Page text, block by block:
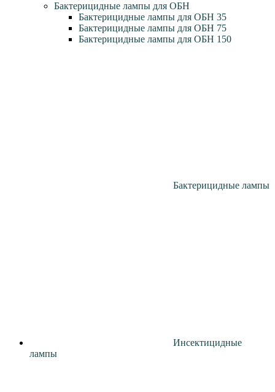
Бактерицидные лампы для ОБН
Бактерицидные лампы для ОБН 35
Бактерицидные лампы для ОБН 75
Бактерицидные лампы для ОБН 150
Бактерицидные лампы
Инсектицидные
лампы